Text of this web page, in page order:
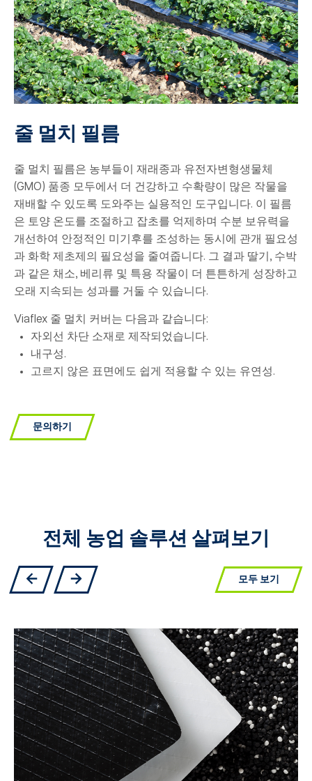
줄 멀치 필름
줄 멀치 필름은 농부들이 재래종과 유전자변형생물체
(GMO) 품종 모두에서 더 건강하고 수확량이 많은 작물을
재배할 수 있도록 도와주는 실용적인 도구입니다. 이 필름
은 토양 온도를 조절하고 잡초를 억제하며 수분 보유력을
개선하여 안정적인 미기후를 조성하는 동시에 관개 필요성
과 화학 제초제의 필요성을 줄여줍니다. 그 결과 딸기, 수박
과 같은 채소, 베리류 및 특용 작물이 더 튼튼하게 성장하고
오래 지속되는 성과를 거둘 수 있습니다.
Viaflex 줄 멀치 커버는 다음과 같습니다:
자외선 차단 소재로 제작되었습니다.
내구성.
고르지 않은 표면에도 쉽게 적용할 수 있는 유연성.
문의하기
전체 농업 솔루션 살펴보기
모두 보기